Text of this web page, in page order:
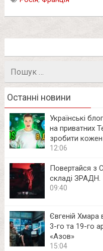
Останні новини
Українські
на приватних
зробити кожен
12:06
Повертайся з
складі ЗРАДН.
09:40
Євгеній Хмара
3-го та 19-го
«Азов»
15:04